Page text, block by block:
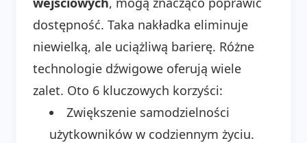
dostępność. Taka nakładka eliminuje
niewielką, ale uciążliwą barierę. Różne
technologie dźwigowe oferują wiele
zalet. Oto 6 kluczowych korzyści:
Zwiększenie samodzielności
użytkowników w codziennym życiu.